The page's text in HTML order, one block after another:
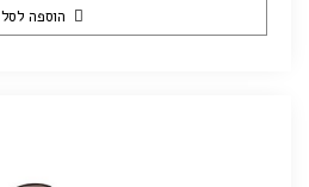
הוספה לסל